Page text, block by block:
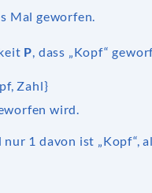
Mal geworfen.
P, dass „Kopf“
Zahl}
wird.
1 davon ist „Kopf“,